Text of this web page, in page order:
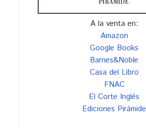
A la venta en:
Amazon
Google Books
Barnes&Noble
Casa del Libro
FNAC
El Corte Inglés
Ediciones Pirámide